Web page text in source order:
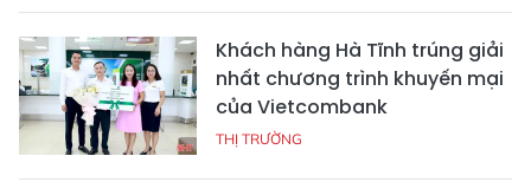
Khách hàng Hà Tĩnh trúng giải
nhất chương trình khuyến mại
của Vietcombank
THỊ TRƯỜNG